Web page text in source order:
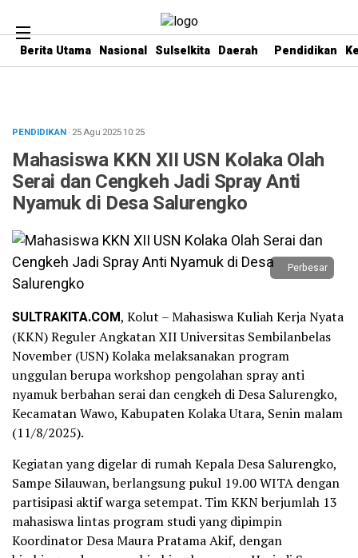
Berita Utama Nasional Sulselkita Daerah Pendidikan
PENDIDIKAN· 25 Agu 202510:25
Mahasiswa KKN XII USN Kolaka Olah
Serai dan Cengkeh Jadi Spray Anti
Nyamuk di Desa Salurengko
Perbesar
SULTRAKITA.COM, Kolut – Mahasiswa Kuliah Kerja Nyata
(KKN) Reguler Angkatan XII Universitas Sembilanbelas
November (USN) Kolaka melaksanakan program
unggulan berupa workshop pengolahan spray anti
nyamuk berbahan serai dan cengkeh di Desa Salurengko,
Kecamatan Wawo, Kabupaten Kolaka Utara, Senin malam
(11/8/2025).
Kegiatan yang digelar di rumah Kepala Desa Salurengko,
Sampe Silauwan, berlangsung pukul 19.00 WITA dengan
partisipasi aktif warga setempat. Tim KKN berjumlah 13
mahasiswa lintas program studi yang dipimpin
Koordinator Desa Maura Pratama Akif, dengan